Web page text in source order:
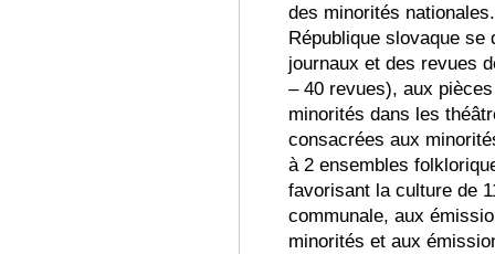
des minorités
République slovaque se
journaux et des revues
– 40 revues), aux
minorités dans les
consacrées aux minorit
à 2 ensembles
favorisant la culture de
communale, aux
minorités et aux